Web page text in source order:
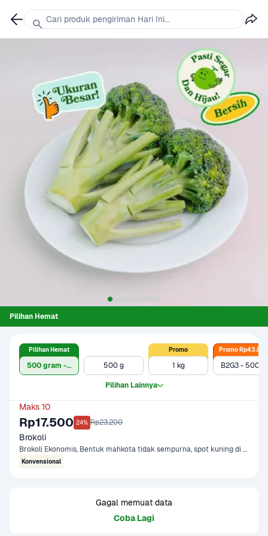
Pilihan Hemat
500 gram - Ekonomis
Pilihan Hemat
500 g 1 kg
Promo Promo Rp43.8rb
Pilihan Lainnya
Maks 10
Rp17.500 24% Rp23.200
Brokoli
Brokoli Ekonomis, Bentuk mahkota tidak sempurna, spot kuning di beberapa tempat
Konvensional
Gagal memuat data
Coba Lagi
Cari produk pengiriman Hari Ini...